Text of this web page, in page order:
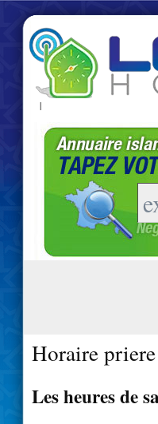
|
Horaire
Les heures de